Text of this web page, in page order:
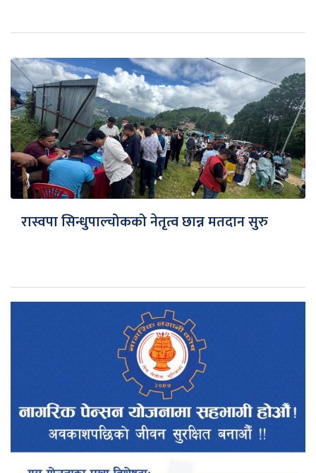
रास्वपा सिन्धुपाल्चोकको नेतृत्व छान्न मतदान सुरु